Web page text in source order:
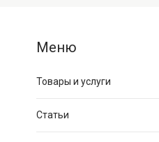
Товары и услуги
Статьи